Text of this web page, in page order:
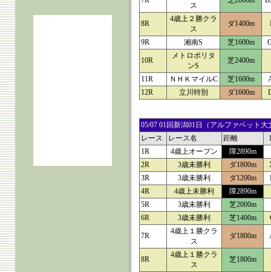
ス
8R
4歳上２勝クラ
ス
ダ1400m
9R 湘南S 芝1600m
10R
メトロポリタ
ンS
芝2400m
11R ＮＨＫマイルC 芝1600m
12R
立川特別 ダ1600m
05/07 01回新潟01日（アルファベット
レース
レース名 距離
1R
4歳上オープン
障2890m
2R
3歳未勝利 ダ1800m
3R
3歳未勝利 ダ1200m
4R
4歳上未勝利
障2890m
5R
3歳未勝利
芝2000m
6R
3歳未勝利 芝1400m
7R
4歳上１勝クラ
ス
ダ1800m
8R
4歳上１勝クラ
ス
芝1800m